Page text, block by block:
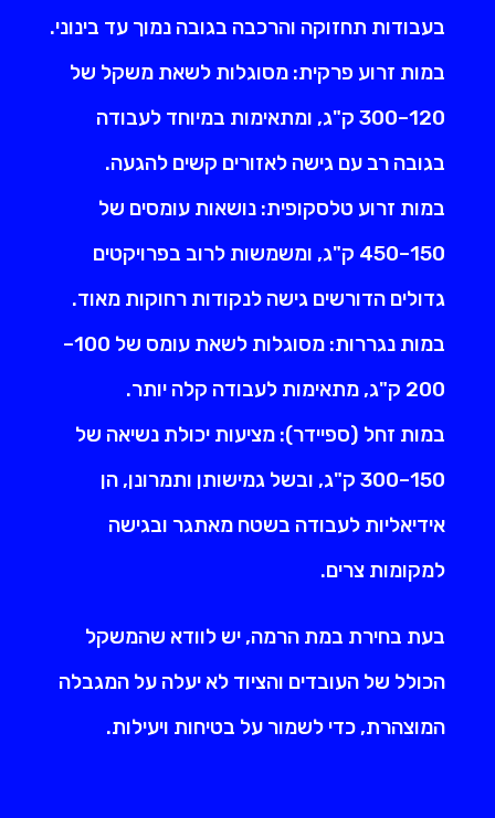
בעבודות תחזוקה והרכבה בגובה נמוך עד בינוני.
במות זרוע פרקית: מסוגלות לשאת משקל של
120–300 ק"ג, ומתאימות במיוחד לעבודה
בגובה רב עם גישה לאזורים קשים להגעה.
במות זרוע טלסקופית: נושאות עומסים של
150–450 ק"ג, ומשמשות לרוב בפרויקטים
גדולים הדורשים גישה לנקודות רחוקות מאוד.
במות נגררות: מסוגלות לשאת עומס של 100–
200 ק"ג, מתאימות לעבודה קלה יותר.
במות זחל (ספיידר): מציעות יכולת נשיאה של
150–300 ק"ג, ובשל גמישותן ותמרונן, הן
אידיאליות לעבודה בשטח מאתגר ובגישה
למקומות צרים.
בעת בחירת במת הרמה, יש לוודא שהמשקל
הכולל של העובדים והציוד לא יעלה על המגבלה
המוצהרת, כדי לשמור על בטיחות ויעילות.